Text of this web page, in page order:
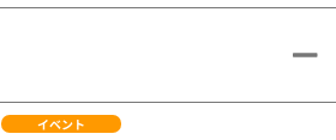
イベント